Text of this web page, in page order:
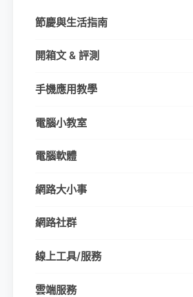
節慶與生活指南
開箱文 & 評測
手機應用教學
電腦小教室
電腦軟體
網路大小事
網路社群
線上工具/服務
雲端服務